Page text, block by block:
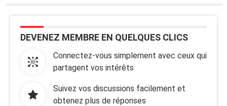
DEVENEZ MEMBRE EN QUELQUES CLICS
Connectez-vous simplement avec ceux qui
partagent vos intérêts
Suivez vos discussions facilement et
obtenez plus de réponses